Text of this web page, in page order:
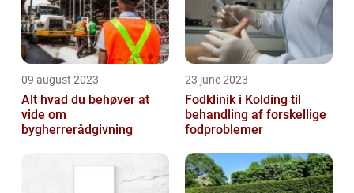
09 august 2023
Alt hvad du behøver at
vide om
bygherrerådgivning
23 june 2023
Fodklinik i Kolding til
behandling af forskellige
fodproblemer